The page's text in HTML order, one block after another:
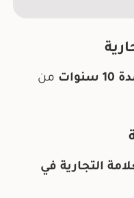
سنوات
من
التجارية في